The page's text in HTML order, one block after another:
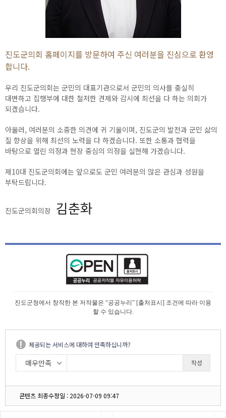
진도군의회 홈페이지를 방문하여 주신 여러분을 진심으로 환영
합니다.
우리 진도군의회는 군민의 대표기관으로서 군민의 의사를 충실히
대변하고 집행부에 대한 철저한 견제와 감시에 최선을 다 하는 의회가
되겠습니다.
아울러, 여러분의 소중한 의견에 귀 기울이며, 진도군의 발전과 군민 삶의
질 향상을 위해 최선의 노력을 다 하겠습니다. 또한 소통과 협력을
바탕으로 열린 의정과 현장 중심의 의정을 실현해 가겠습니다.
제10대 진도군의회에는 앞으로도 군민 여러분의 많은 관심과 성원을
부탁드립니다.
진도군의회의장 김춘화
진도군청에서 창작한 본 저작물은 “공공누리” [출처표시] 조건에 따라 이용
할 수 있습니다.
제공되는 서비스에 대하여 만족하십니까?
매우만족
콘텐츠 최종수정일 : 2026-07-09 09:47